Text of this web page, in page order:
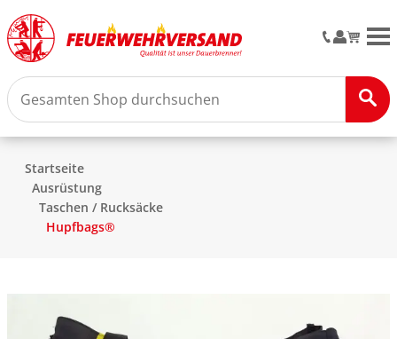
Startseite
Ausrüstung
Taschen / Rucksäcke
Hupfbags®